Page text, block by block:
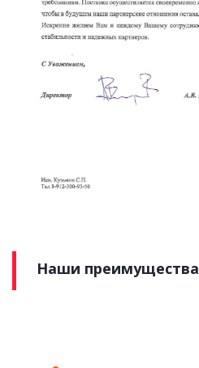
Наши преимущества